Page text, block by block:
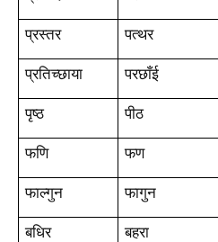
प्रस्तर पत्थर
प्रतिच्छाया परछाँई
पृष्ठ पीठ
फणि फण
फाल्गुन फागुन
बधिर बहरा